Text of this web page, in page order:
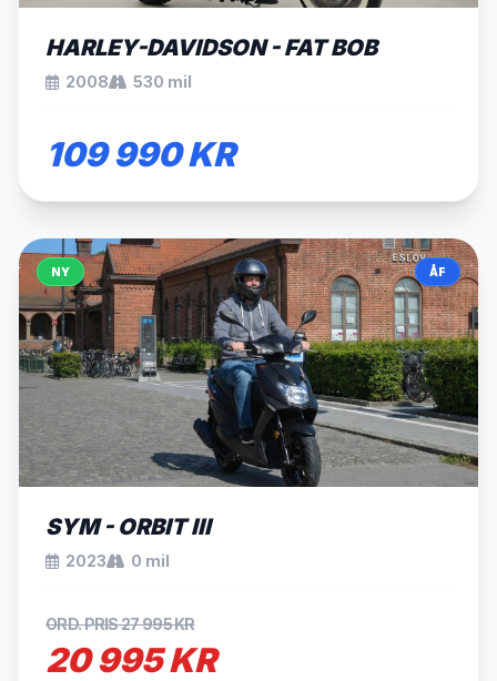
HARLEY-DAVIDSON - FAT BOB
2008 530 mil
109 990 KR
NY ÅF
SYM - ORBIT III
2023 0 mil
ORD. PRIS 27 995 KR
20 995 KR